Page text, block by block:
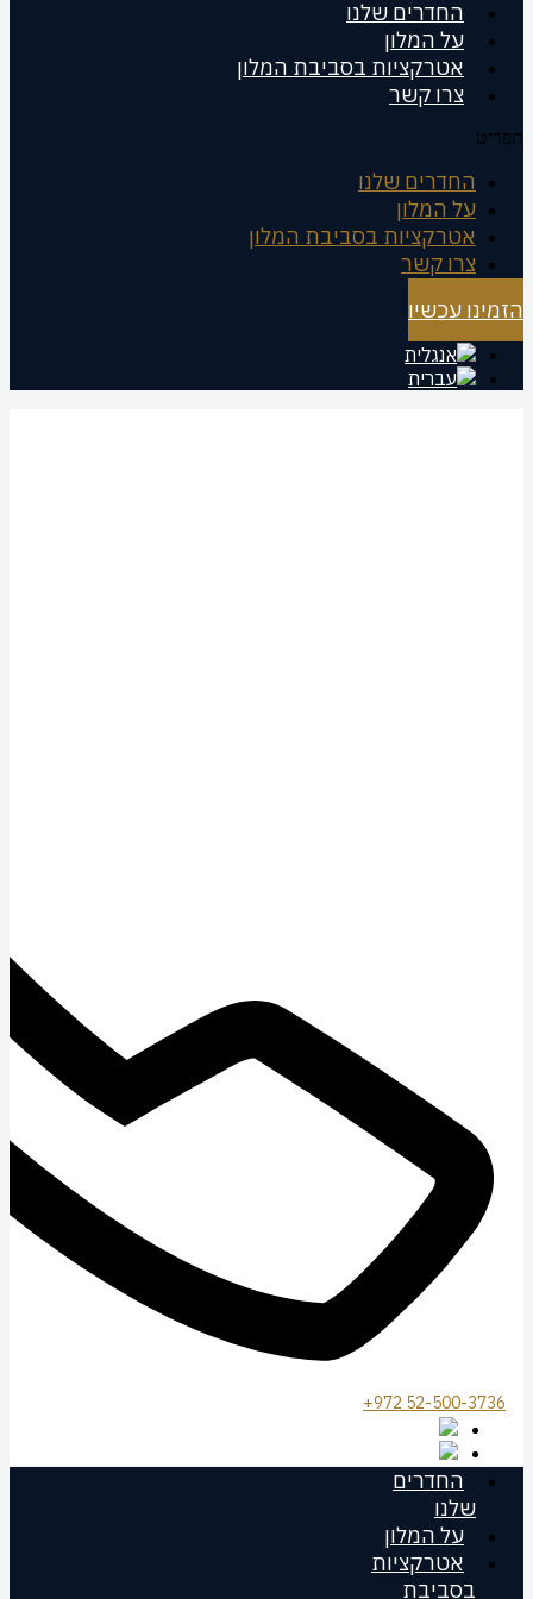
החדרים שלנו
על המלון
אטרקציות בסביבת המלון
צרו קשר
תפריט
החדרים שלנו
על המלון
אטרקציות בסביבת המלון
צרו קשר
הזמינו עכשיו
972 52-500-3736+
החדרים
שלנו
על המלון
אטרקציות
בסביבת